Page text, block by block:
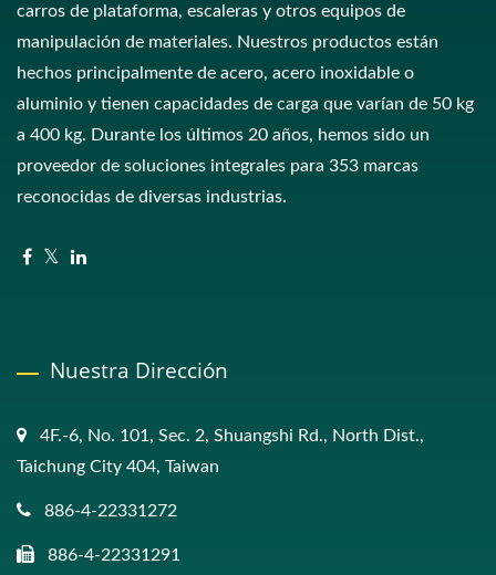
carros de plataforma, escaleras y otros equipos de
manipulación de materiales. Nuestros productos están
hechos principalmente de acero, acero inoxidable o
aluminio y tienen capacidades de carga que varían de 50 kg
a 400 kg. Durante los últimos 20 años, hemos sido un
proveedor de soluciones integrales para 353 marcas
reconocidas de diversas industrias.
Nuestra Dirección
4F.-6, No. 101, Sec. 2, Shuangshi Rd., North Dist.,
Taichung City 404, Taiwan
886-4-22331272
886-4-22331291